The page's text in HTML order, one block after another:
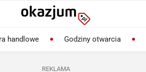
handlowe Godziny otwarcia
REKLAMA